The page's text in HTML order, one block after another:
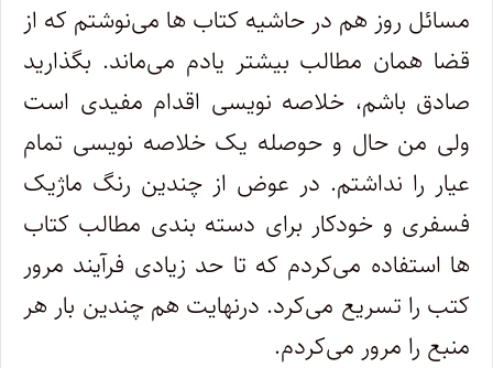
مسائل روز هم در حاشیه کتاب ها می‌نوشتم که از
قضا همان مطالب بیشتر یادم می‌ماند. بگذارید
صادق باشم، خلاصه نویسی اقدام مفیدی است
ولی من حال و حوصله‌ یک خلاصه نویسی تمام
عیار را نداشتم. در عوض از چندین رنگ ماژیک
فسفری و خودکار برای دسته بندی مطالب کتاب
ها استفاده می‌کردم که تا حد زیادی فرآیند مرور
کتب را تسریع می‌کرد. درنهایت هم چندین بار هر
منبع را مرور می‌کردم.